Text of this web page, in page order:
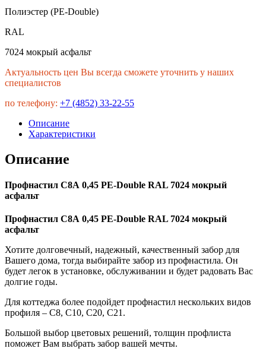
Полиэстер (PE-Double)
RAL
7024 мокрый асфальт
Актуальность цен Вы всегда сможете уточнить у наших
специалистов
по телефону: +7 (4852) 33-22-55
Описание
Характеристики
Описание
Профнастил С8А 0,45 PE-Double RAL 7024 мокрый
асфальт
Профнастил С8А 0,45 PE-Double RAL 7024 мокрый
асфальт
Хотите долговечный, надежный, качественный забор для
Вашего дома, тогда выбирайте забор из профнастила. Он
будет легок в установке, обслуживании и будет радовать Вас
долгие годы.
Для коттеджа более подойдет профнастил нескольких видов
профиля – С8, С10, С20, С21.
Большой выбор цветовых решений, толщин профлиста
поможет Вам выбрать забор вашей мечты.